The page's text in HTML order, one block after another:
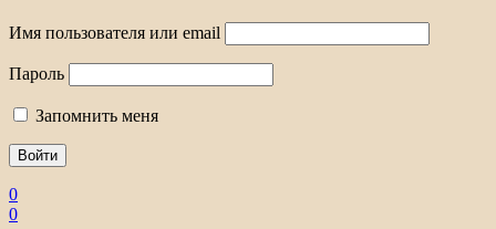
Имя пользователя или email
Пароль
Запомнить меня
0
0